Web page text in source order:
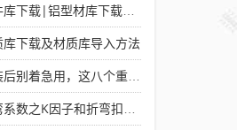
库下载|附sw焊件库添加配置使用教程
下载及材质库导入方法
个重要SolidWorks设置可以提高你的画图效率
因子和折弯扣除表-溪风推荐